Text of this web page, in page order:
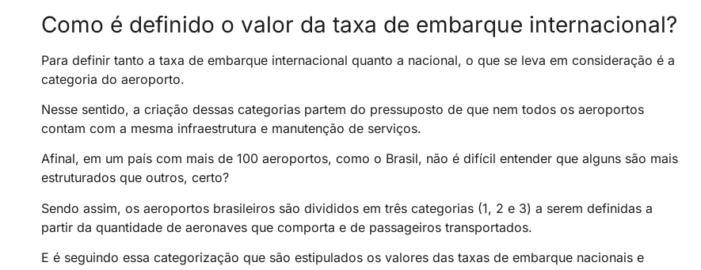
Como é definido o valor da taxa de embarque internacional?
Para definir tanto a taxa de embarque internacional quanto a nacional, o que se leva em consideração é a
categoria do aeroporto.
Nesse sentido, a criação dessas categorias partem do pressuposto de que nem todos os aeroportos
contam com a mesma infraestrutura e manutenção de serviços.
Afinal, em um país com mais de 100 aeroportos, como o Brasil, não é difícil entender que alguns são mais
estruturados que outros, certo?
Sendo assim, os aeroportos brasileiros são divididos em três categorias (1, 2 e 3) a serem definidas a
partir da quantidade de aeronaves que comporta e de passageiros transportados.
E é seguindo essa categorização que são estipulados os valores das taxas de embarque nacionais e